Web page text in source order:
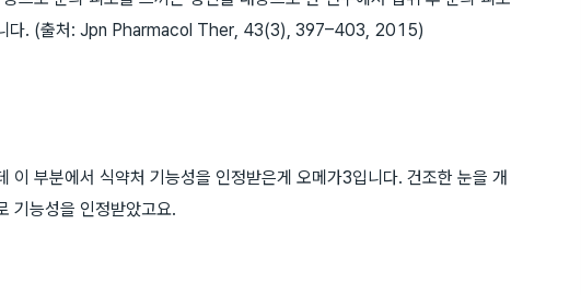
니다. (출처: Jpn Pharmacol Ther, 43(3), 397–403, 2015)
이 부분에서 식약처 기능성을 인정받은게 오메가3입니다. 건조한 눈을 개
기능성을 인정받았고요.